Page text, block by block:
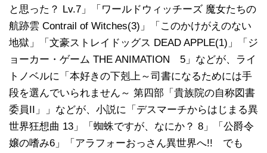
と思った？ Lv.7」「ワールドウィッチーズ 魔女たちの
航跡雲 Contrail of Witches(3)」「このかけがえのない
地獄」「文豪ストレイドッグス DEAD APPLE(1)」「ジ
ョーカー・ゲーム THE ANIMATION 5」などが、ライ
トノベルに「本好きの下剋上～司書になるためには手
段を選んでいられません～ 第四部「貴族院の自称図書
委員II」」などが、小説に「デスマーチからはじまる異
世界狂想曲 13」「蜘蛛ですが、なにか？ 8」「公爵令
嬢の嗜み6」「アラフォーおっさん異世界へ!! でも